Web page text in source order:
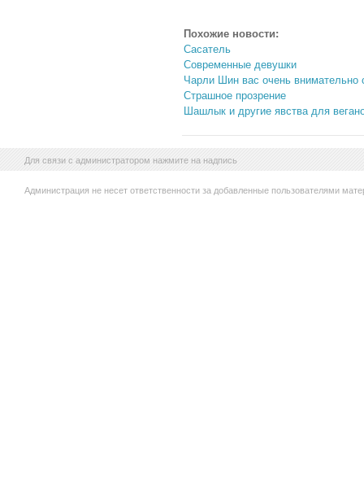
Похожие новости:
Сасатель
Современные девушки
Чарли Шин вас очень внимательно
Страшное прозрение
Шашлык и другие явства для
Для связи с администратором нажмите на надпись
Администрация не несет ответственности за добавленные пользователями